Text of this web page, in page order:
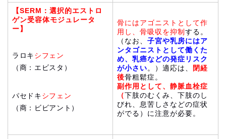
【SERM：選択的エストロ
ゲン受容体モジュレータ
ー】
ラロキ シフェン
（商：エビスタ）
パセドキ シフェン
（商：ビビアント）
骨にはアゴニストとして作
用し、骨吸収を抑制 する。
（なお、 子宮や乳房にはア
ンタゴニストとして働くた
め、乳癌などの発症リスク
が小さい。）適応は、
閉経
後骨粗鬆症。
副作用として、静脈血栓症
（下肢のむくみ、下肢のし
びれ、息苦しさなどの症状
がでる）に注意が必要。